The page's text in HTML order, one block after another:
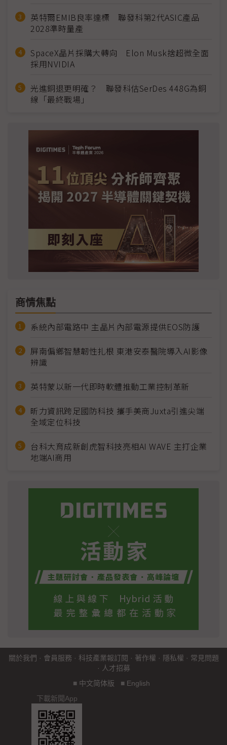
英特爾EMIB良率達標 聯發科第2代ASIC產品
2028準時量產
SpaceX晶片採購大轉向 Elon Musk捨超微全面
採用NVIDIA
光進銅退更明確？ 聯發科估SerDes 448G為銅
線「最終戰場」
商情焦點
系統內部電路中 主晶片內部電源提供EOS防護
屏南偏鄉智慧韌性扎根 東港安泰醫院導入AI影像
辨識
英特蒙以新一代即時軟體推動工業控制革新
昕力資訊跨足國防科技 攜手美商Juxta引進尖端
全域定位科技
台科大育成新創虎智科技亮相AI WAVE 主打企業
地端AI商用
關於我們 · 會員服務 · 科技產業報訂閱 · 著作權 · 隱私權 · 常見問題
· 人才招募
■ 中文简体版 ■ English
下載新聞App